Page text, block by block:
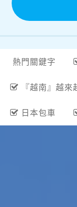
熱門關鍵字
『越南』越來
日本包車